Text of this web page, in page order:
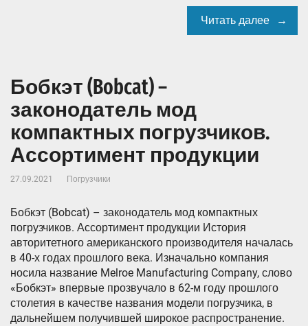
Читать далее
Бобкэт (Bobcat) –
законодатель мод
компактных погрузчиков.
Ассортимент продукции
27.09.2021 Погрузчики
Бобкэт (Bobcat) – законодатель мод компактных
погрузчиков. Ассортимент продукции История
авторитетного американского производителя началась
в 40-х годах прошлого века. Изначально компания
носила название Melroe Manufacturing Company, слово
«Бобкэт» впервые прозвучало в 62-м году прошлого
столетия в качестве названия модели погрузчика, в
дальнейшем получившей широкое распространение.